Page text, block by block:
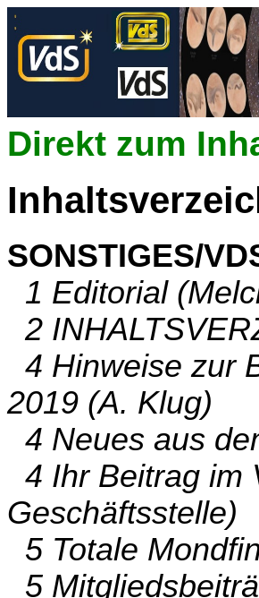
Direkt zum
SONSTIGES/
1 Editorial
2
4 Hinweise zur
2019 (A. Klug)
4 Neues aus
4 Ihr Beitrag im
Geschäftsstelle)
5 Totale
5